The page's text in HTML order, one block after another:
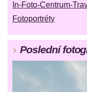
In-Foto-Centrum-
Fotoportréty
Poslední